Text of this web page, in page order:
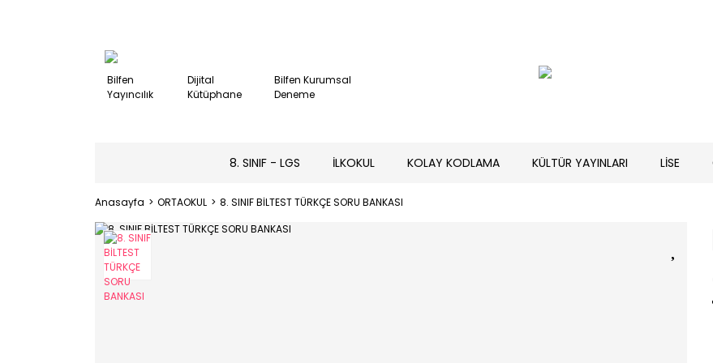
Bilfen
Yayıncılık
Dijital
Kütüphane
Bilfen Kurumsal
Deneme
8. SINIF - LGS İLKOKUL KOLAY KODLAMA KÜLTÜR YAYINLARI LİSE
Anasayfa ORTAOKUL 8. SINIF BİLTEST TÜRKÇE SORU BANKASI